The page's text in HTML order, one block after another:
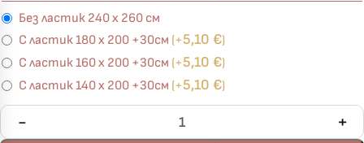
Без ластик 240 х 260 см
С ластик 180 х 200 +30см (+5,10 €)
С ластик 160 х 200 +30см (+5,10 €)
С ластик 140 х 200 +30см (+5,10 €)